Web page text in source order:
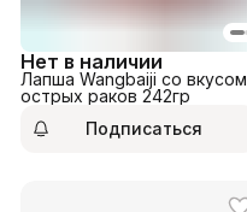
Нет в наличии
Лапша Wangbaiji со вкусом
острых раков 242гр
Подписаться